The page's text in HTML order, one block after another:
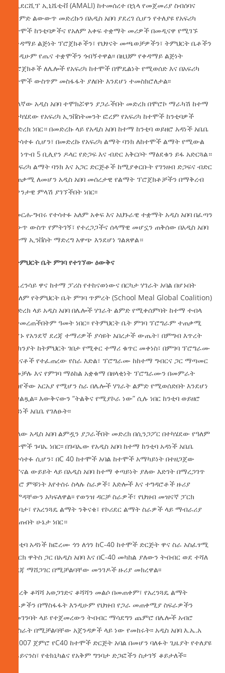
የሊደርሺፕ ኢኒሼቲቭ (AMALI) ከተመሰረተ በኋላ የመጀመሪያ ስብሰባና
የልምድ ልውውጥ መድረኩን በአዲስ አበባ ያደረገ ሲሆን የተለያዩ የአፍሪካ
ከተሞች ከንቲባዎችና የአለም አቀፍ ተቋማት መሪዎች በመዲናዋ የሚገኙ
የቀዳማይ ልጅነት ፕሮጀክቶችን፣ የህፃናት መጫወቻዎችን፣ ትምህርት ቤቶችን
እንዲሁም የጤና ተቋሞችን ጎብኝተዋል፡፡ በዚህም የቀዳማይ ልጅነት
ፕሮጀክቶች ለሌሎች የአፍሪካ ከተሞች በሞዴልነት የሚወሰድ እና በአፍሪካ
ከተሞች ውስጥም መስፋፋት ያለበት እንደሆነ ተመስክሮለታል፡፡
ሌላኛው አዲስ አበባ ተሞክሯዋን ያጋራችበት መድረክ በሞሮኮ ማራካሽ ከተማ
የተካሄደው የአፍሪካ ኢንቨስትመንት ፎረም የአፍሪካ ከተሞች ከንቲባዎች
መድረክ ነበር። በመድረኩ ላይ የአዲስ አበባ ከተማ ከንቲባ ወይዘሮ አዳነች አቤቤ
የተሳተፉ ሲሆን፣ በመድረኩ የአፍሪካ ልማት ባንክ ለከተሞች ልማት የሚውል
የ2 ነጥብ 5 ቢሊየን ዶላር የድጋፍ እና ብድር አቅርቦት ማፅደቁን ይፋ አድርጓል።
የአፍሪካ ልማት ባንክ እና አጋር ድርጅቶች ከሚያቀርቡት የገንዘብ ድጋፍና ብድር
ተጠቃሚ ለመሆን አዲስ አበባ መሰረታዊ የልማት ፕሮጀክቶቻችን በማቅረብ
አዎንታዊ ምላሽ ያገኘችበት ነበር፡፡
በመርሐ-ግብሩ የተሳተፉ አለም አቀፍ እና አህጉራዊ ተቋማት አዲስ አበባ በፈጣን
ለውጥ ውስጥ የምትገኝ፣ የተረጋጋችና ሰላማዊ መሆኗን ጠቅሰው በአዲስ አበባ
ከተማ ኢንቨስት ማድረግ አዋጭ እንደሆነ ገልጸዋል።
በትምህርት ቤት ምገባ የተገኘው ዕውቅና
በፈረንሳይ ዋና ከተማ ፓሪስ የተከናወነውና በርካታ ሃገራት አባል በሆኑበት
የዓለም የትምህርት ቤት ምገባ ጥምረት (School Meal Global Coalition)
መድረክ ላይ አዲስ አበባ በሌሎች ሃገራት ልምድ የሚቀሰምባት ከተማ ተብላ
የተመረጠችበትም ዓመት ነበር፡፡ የትምህርት ቤት ምገባ ፕሮግራም ተጠቃሚ
የሆኑ የአንደኛ ደረጃ ተማሪዎች ያሳዩት አበረታች ውጤት፣ በምግብ እጥረት
ምክንያት ከትምህርት ገበታ የሚቀር ተማሪ ቁጥር መቀነስ፣ በምገባ ፕሮግራሙ
ለእናቶች የተፈጠረው የስራ እድል፣ ፕሮግራሙ ከከተማ ግብርና ጋር ማጣመር
በመቻሉ እና የምገባ ማዕከል አቋቁማ በዘላቂነት ፕሮግራሙን በመምራት
ያሳየችው አርአያ የሚሆን ስራ በሌሎች ሃገራት ልምድ የሚወሰድበት እንደሆነ
ተገልጿል፡፡ እውቅናውን “ትልቅና የሚያኮራ ነው” ሲሉ ነበር ከንቲባ ወይዘሮ
አዳነች አቤቤ የገለፁት፡፡
ሌላው አዲስ አበባ ልምዷን ያጋራችበት መድረክ በሲንጋፖር በተካሄደው የዓለም
ከተሞች ጉባኤ ነበር፡፡ በጉባኤው የአዲስ አበባ ከተማ ከንቲባ አዳነች አቤቤ
የተሳተፉ ሲሆን፣ በC 40 ከተሞች አባል ከተሞች አማካይነት በተዘጋጀው
የፓናል ውይይት ላይ በአዲስ አበባ ከተማ ቀጣይነት ያለው እድገት በማረጋገጥ
ለኑሮ ምቹነት እየተሰሩ ስላሉ ስራዎች፣ እድሎች እና ተግዳሮቶች ዙሪያ
ልምዳቸውን አካፍለዋል፡፡ የወንዝ ዳርቻ ስራዎች፣ የህዝብ መዝናኛ ፓርክ
ግንባታ፣ የአረንጓዴ ልማት ንቅናቄ፣ የኮሪደር ልማት ስራዎች ላይ ማብራሪያ
የሰጡበት ሁኔታ ነበር።
ከንቲባ አዳነች ከፎረሙ ጎን ለጎን ከC-40 ከተሞች ድርጅት ዋና ስራ አስፈፃሚ
ማርክ ዋትስ ጋር በአዲስ አበባ እና በC-40 መካከል ያለውን ትብብር ወደ ተሻለ
ደረጃ ማሸጋገር በሚቻልባቸው መንገዶች ዙሪያ መክረዋል፡፡
በደረቅ ቆሻሻ አወጋገድና ቆሻሻን መልሶ በመጠቀም፣ የአረንጓዴ ልማት
ስራዎችን በማስፋፋት እንዲሁም የህዝብ የጋራ መጠቀሚያ ስፍራዎችን
በመገንባት ላይ የተጀመረውን ትብብር ማሳደግን ጨምሮ በሌሎች አብሮ
መስራት በሚቻልባቸው አጀንዳዎች ላይ ነው የመከሩት፡፡ አዲስ አበባ እ.ኤ.አ
ከ2007 ጀምሮ የC40 ከተሞች ድርጅት አባል በመሆን ባለፉት ጊዜያት የተለያዩ
የፋይናንስ፣ የቴክኒካልና የአቅም ግንባታ ድጋፎችን ስታገኝ ቆይታለች፡፡